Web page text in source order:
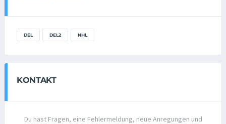
DEL DEL2 NHL
KONTAKT
Du hast Fragen, eine Fehlermeldung, neue Anregungen und